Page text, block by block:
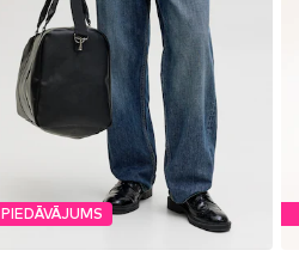
PIEDĀVĀJUMS